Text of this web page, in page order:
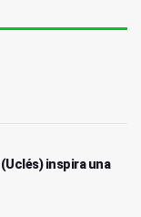
inspira una